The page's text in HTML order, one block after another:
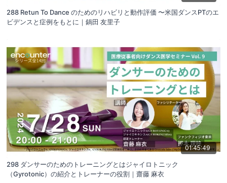
288 Retun To Dance のためのリハビリと動作評価 〜米国ダンスPTのエ
ビデンスと症例をもとに｜鍋田 友里子
01:45:49
298 ダンサーのためのトレーニングとはジャイロトニック
（Gyrotonic）の紹介とトレーナーの役割｜齋藤 麻衣